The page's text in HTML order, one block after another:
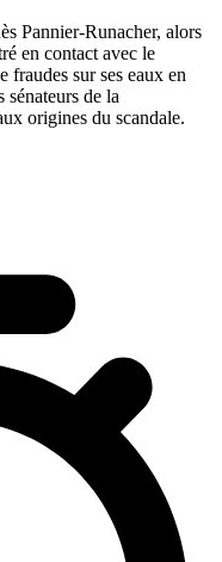
Pannier-Runacher, alors
en contact avec le
fraudes sur ses eaux en
de la
origines du scandale.